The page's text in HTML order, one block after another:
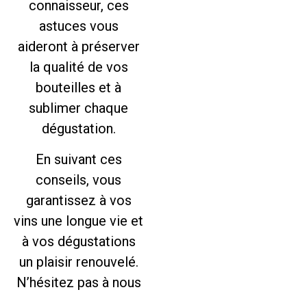
connaisseur, ces
astuces vous
aideront à préserver
la qualité de vos
bouteilles et à
sublimer chaque
dégustation.
En suivant ces
conseils, vous
garantissez à vos
vins une longue vie et
à vos dégustations
un plaisir renouvelé.
N’hésitez pas à nous